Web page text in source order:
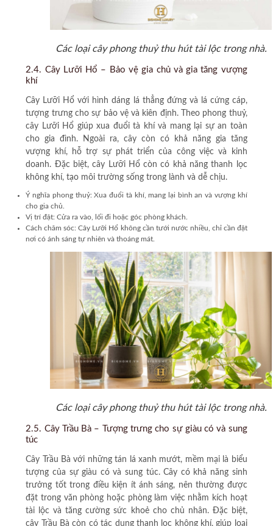
Các loại cây phong thuỷ thu hút tài lộc trong nhà.
2.4. Cây Lưỡi Hổ – Bảo vệ gia chủ và gia tăng vượng
khí
Cây Lưỡi Hổ với hình dáng lá thẳng đứng và lá cứng cáp,
tượng trưng cho sự bảo vệ và kiên định. Theo phong thuỷ,
cây Lưỡi Hổ giúp xua đuổi tà khí và mang lại sự an toàn
cho gia đình. Ngoài ra, cây còn có khả năng gia tăng
vượng khí, hỗ trợ sự phát triển của công việc và kinh
doanh. Đặc biệt, cây Lưỡi Hổ còn có khả năng thanh lọc
không khí, tạo môi trường sống trong lành và dễ chịu.
Ý nghĩa phong thuỷ: Xua đuổi tà khí, mang lại bình an và vượng khí
cho gia chủ.
Vị trí đặt: Cửa ra vào, lối đi hoặc góc phòng khách.
Cách chăm sóc: Cây Lưỡi Hổ không cần tưới nước nhiều, chỉ cần đặt
nơi có ánh sáng tự nhiên và thoáng mát.
Các loại cây phong thuỷ thu hút tài lộc trong nhà.
2.5. Cây Trầu Bà – Tượng trưng cho sự giàu có và sung
túc
Cây Trầu Bà với những tán lá xanh mướt, mềm mại là biểu
tượng của sự giàu có và sung túc. Cây có khả năng sinh
trưởng tốt trong điều kiện ít ánh sáng, nên thường được
đặt trong văn phòng hoặc phòng làm việc nhằm kích hoạt
tài lộc và tăng cường sức khoẻ cho chủ nhân. Đặc biệt,
cây Trầu Bà còn có tác dụng thanh lọc không khí, giúp loại